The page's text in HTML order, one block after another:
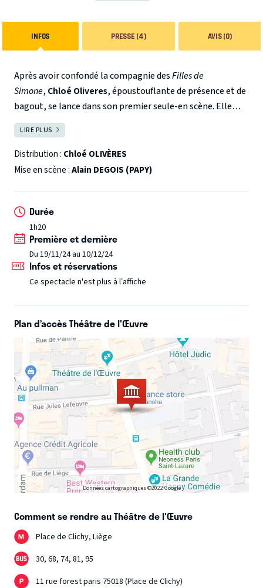
INFOS PRESSE (4) AVIS (0)
Après avoir confondé la compagnie desFilles de
Simone,Chloé Oliveres, époustouflante de présence et de
bagout, se lance dans son premier seule-en scène. Elle
s’empare du plateau et y rejoue ses amours réelles et
imaginaires, avec beaucoup d’autodérision, le sens du
tragique, une chanson en yaourt, quelques personnages,
et pas mal de danse lascive.
conte de fées avant de réaliser que, avec ou sans homme à
son bras, la femme seule est l’avenir de la femme.
LIRE PLUS
Distribution : Chloé OLIVÈRES
Mise en scène :Alain DEGOIS (PAPY)
Durée
1h20
Première et dernière
Du 19/11/24 au 10/12/24
Infos et réservations
Ce spectacle n'est plus à l’affiche
Plan d’accès Théâtre de l'Œuvre
Données cartographiques ©2022 Google
Comment se rendre au Théâtre de l'Œuvre
Place de Clichy, Liège
30, 68, 74, 81, 95
11 rue forest paris 75018 (Place de Clichy)